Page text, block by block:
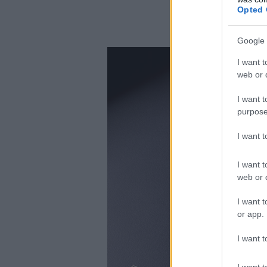
Opted
Google
I want
web or
I want
I want
I want
web or
I want
or app.
I want